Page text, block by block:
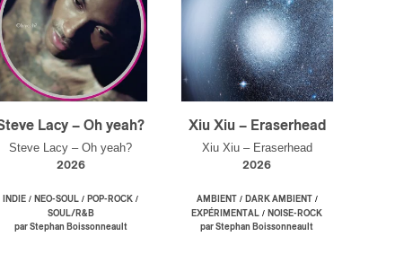
Lacy – Oh yeah?
Steve Lacy – Oh yeah?
2026
INDIE / NEO-SOUL / POP-ROCK /
SOUL/R&B
par Stephan Boissonneault
Xiu Xiu – Eraserhead
Xiu Xiu – Eraserhead
2026
AMBIENT/ DARK AMBIENT/
EXPÉRIMENTAL / NOISE-ROCK
par Stephan Boissonneault